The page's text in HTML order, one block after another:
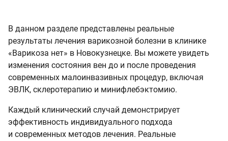
В данном разделе представлены реальные
результаты лечения варикозной болезни в клинике
«Варикоза нет» в Новокузнецке. Вы можете увидеть
изменения состояния вен до и после проведения
современных малоинвазивных процедур, включая
ЭВЛК, склеротерапию и минифлебэктомию.
Каждый клинический случай демонстрирует
эффективность индивидуального подхода
и современных методов лечения. Реальные